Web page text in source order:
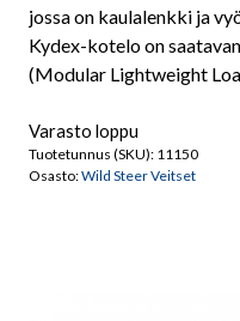
jossa on kaulalenkki ja
Kydex-kotelo on
(Modular Lightweight
Varasto loppu
Tuotetunnus (SKU): 11150
Osasto:Wild Steer Veitset